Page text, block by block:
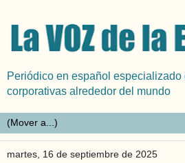
Periódico en español especializado
corporativas alrededor del mundo
martes, 16 de septiembre de 2025